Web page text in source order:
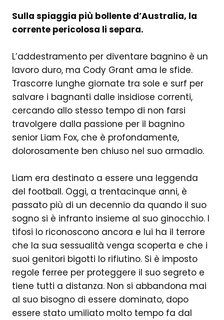
Sulla spiaggia più bollente d’Australia, la
corrente pericolosa li separa.
L’addestramento per diventare bagnino è un
lavoro duro, ma Cody Grant ama le sfide.
Trascorre lunghe giornate tra sole e surf per
salvare i bagnanti dalle insidiose correnti,
cercando allo stesso tempo di non farsi
travolgere dalla passione per il bagnino
senior Liam Fox, che è profondamente,
dolorosamente ben chiuso nel suo armadio.
Liam era destinato a essere una leggenda
del football. Oggi, a trentacinque anni, è
passato più di un decennio da quando il suo
sogno si è infranto insieme al suo ginocchio. I
tifosi lo riconoscono ancora e lui ha il terrore
che la sua sessualità venga scoperta e che i
suoi genitori bigotti lo rifiutino. Si è imposto
regole ferree per proteggere il suo segreto e
tiene tutti a distanza. Non si abbandona mai
al suo bisogno di essere dominato, dopo
essere stato umiliato molto tempo fa dal